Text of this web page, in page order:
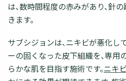
は、数時間程度の赤みがあり、針
きます。
サブシジョンは、ニキビが悪化し
ーの固くなった皮下組織を、専用
らかな肌を目指す施術です。ニキ